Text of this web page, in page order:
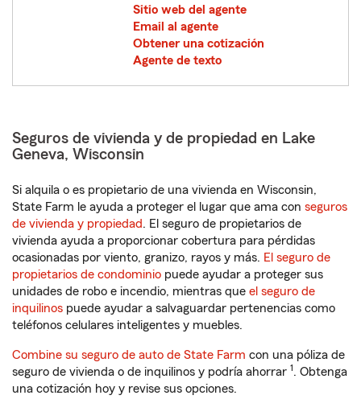
Sitio web del agente
Email al agente
Obtener una cotización
Agente de texto
Seguros de vivienda y de propiedad en Lake
Geneva, Wisconsin
Si alquila o es propietario de una vivienda en Wisconsin,
State Farm le ayuda a proteger el lugar que ama con seguros
de vivienda y propiedad. El seguro de propietarios de
vivienda ayuda a proporcionar cobertura para pérdidas
ocasionadas por viento, granizo, rayos y más. El seguro de
propietarios de condominio puede ayudar a proteger sus
unidades de robo e incendio, mientras que el seguro de
inquilinos puede ayudar a salvaguardar pertenencias como
teléfonos celulares inteligentes y muebles.
Combine su seguro de auto de State Farm con una póliza de
seguro de vivienda o de inquilinos y podría ahorrar 1. Obtenga
una cotización hoy y revise sus opciones.